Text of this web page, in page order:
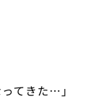
てきた…」